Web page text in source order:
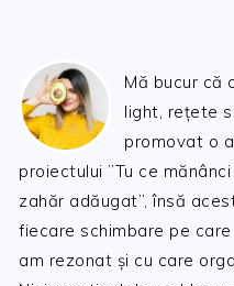
Mă bucur că
light, rețete
promovat o
proiectului ”Tu ce
zahăr adăugat”, însă
fiecare schimbare pe
am rezonat și cu care